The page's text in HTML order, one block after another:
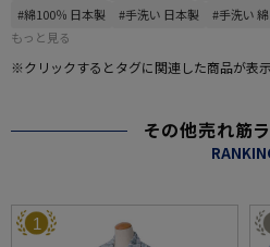
#綿100％ 日本製 #手洗い 日本製 #手洗い
もっと見る
※クリックするとタグに関連した商品が表示
その他売れ筋
1